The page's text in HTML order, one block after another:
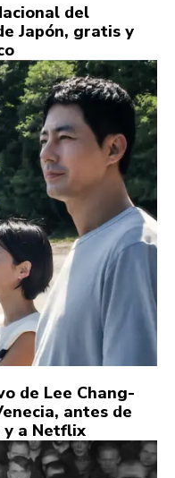
del
Japón, gratis y
de Lee Chang-
antes de
y a Netflix